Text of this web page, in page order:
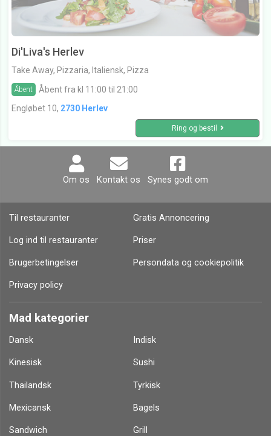
Di'Liva's Herlev
Take Away, Pizzaria, Italiensk, Pizza
Åbent
Åbent fra kl 11:00 til 21:00
Engløbet 10, 2730 Herlev
Ring og bestil
Om os Kontakt os Synes godt om
Til restauranter Gratis Annoncering
Log ind til restauranter Priser
Brugerbetingelser Persondata og cookiepolitik
Privacy policy
Mad kategorier
Dansk Indisk
Kinesisk Sushi
Thailandsk Tyrkisk
Mexicansk Bagels
Sandwich Grill